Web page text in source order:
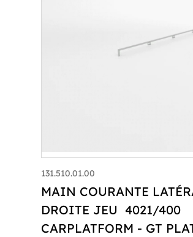
131.510.01.00
MAIN COURANTE
DROITE JEU 4021/400
CARPLATFORM - GT